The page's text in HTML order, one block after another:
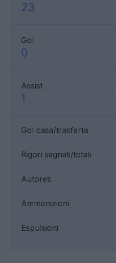
23
Gol
0
Assist
1
Gol casa/trasferta
Ammonizioni
Rigori segnati/totali
Espulsioni
Autoreti